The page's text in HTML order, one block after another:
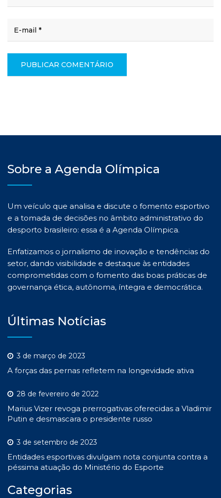
Sobre a Agenda Olímpica
Um veículo que analisa e discute o fomento esportivo
e a tomada de decisões no âmbito administrativo do
desporto brasileiro: essa é a Agenda Olímpica.
Enfatizamos o jornalismo de inovação e tendências do
setor, dando visibilidade e destaque às entidades
comprometidas com o fomento das boas práticas de
governança ética, autônoma, íntegra e democrática.
Últimas Notícias
3 de março de 2023
A forças das pernas refletem na longevidade ativa
28 de fevereiro de 2022
Marius Vizer revoga prerrogativas oferecidas a Vladimir
Putin e desmascara o presidente russo
3 de setembro de 2023
Entidades esportivas divulgam nota conjunta contra a
péssima atuação do Ministério do Esporte
Categorias